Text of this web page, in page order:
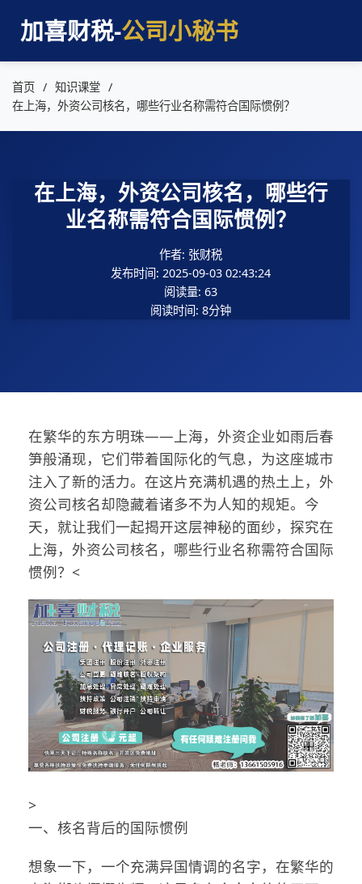
加喜财税-公司小秘书
首页
知识课堂
在上海，外资公司核名，哪些行业名称需符合国际惯例？
在上海，外资公司核名，哪些行
业名称需符合国际惯例？
作者: 张财税
发布时间: 2025-09-03 02:43:24
阅读量: 63
阅读时间: 8分钟
在繁华的东方明珠——上海，外资企业如雨后春
笋般涌现，它们带着国际化的气息，为这座城市
注入了新的活力。在这片充满机遇的热土上，外
资公司核名却隐藏着诸多不为人知的规矩。今
天，就让我们一起揭开这层神秘的面纱，探究在
上海，外资公司核名，哪些行业名称需符合国际
惯例？<
>
一、核名背后的国际惯例
想象一下，一个充满异国情调的名字，在繁华的